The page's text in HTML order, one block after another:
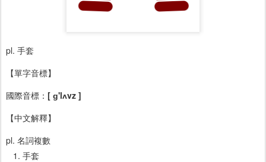
pl. 手套
【單字音標】
國際音標： [ ɡ'lʌvz ]
【中文解釋】
pl. 名詞複數
手套